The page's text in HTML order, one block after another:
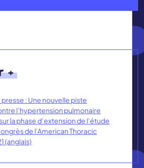
+
: Une nouvelle piste
l’hypertension pulmonaire
la phase d’extension de l’étude
de l’American Thoracic
(anglais)